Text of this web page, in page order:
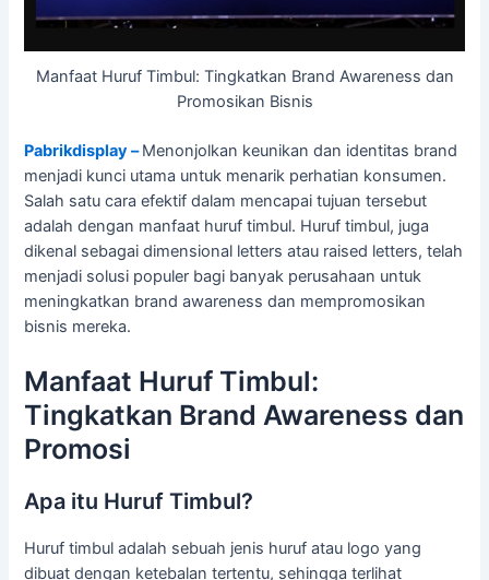
Manfaat Huruf Timbul: Tingkatkan Brand Awareness dan
Promosikan Bisnis
Pabrikdisplay –Menonjolkan keunikan dan identitas brand
menjadi kunci utama untuk menarik perhatian konsumen.
Salah satu cara efektif dalam mencapai tujuan tersebut
adalah dengan manfaat huruf timbul. Huruf timbul, juga
dikenal sebagai dimensional letters atau raised letters, telah
menjadi solusi populer bagi banyak perusahaan untuk
meningkatkan brand awareness dan mempromosikan
bisnis mereka.
Manfaat Huruf Timbul:
Tingkatkan Brand Awareness dan
Promosi
Apa itu Huruf Timbul?
Huruf timbul adalah sebuah jenis huruf atau logo yang
dibuat dengan ketebalan tertentu, sehingga terlihat